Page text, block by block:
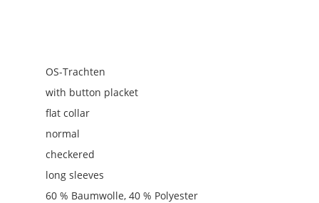
OS-Trachten
with button placket
flat collar
normal
checkered
long sleeves
60 % Baumwolle, 40 % Polyester